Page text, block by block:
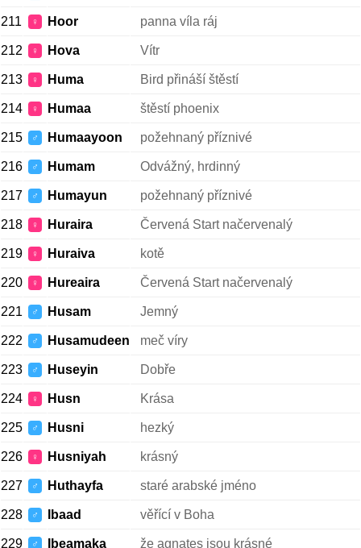
211 ♀ Hoor panna víla ráj
212 ♀ Hova Vítr
213 ♀ Huma Bird přináší štěstí
214 ♀ Humaa štěstí phoenix
215 ♂ Humaayoon požehnaný příznivé
216 ♂ Humam Odvážný, hrdinný
217 ♂ Humayun požehnaný příznivé
218 ♀ Huraira Červená Start načervenalý
219 ♀ Huraiva kotě
220 ♀ Hureaira Červená Start načervenalý
221 ♂ Husam Jemný
222 ♂ Husamudeen meč víry
223 ♂ Huseyin Dobře
224 ♀ Husn Krása
225 ♂ Husni hezký
226 ♀ Husniyah krásný
227 ♂ Huthayfa staré arabské jméno
228 ♂ Ibaad věřící v Boha
229 ♂ Ibeamaka že agnates jsou krásné